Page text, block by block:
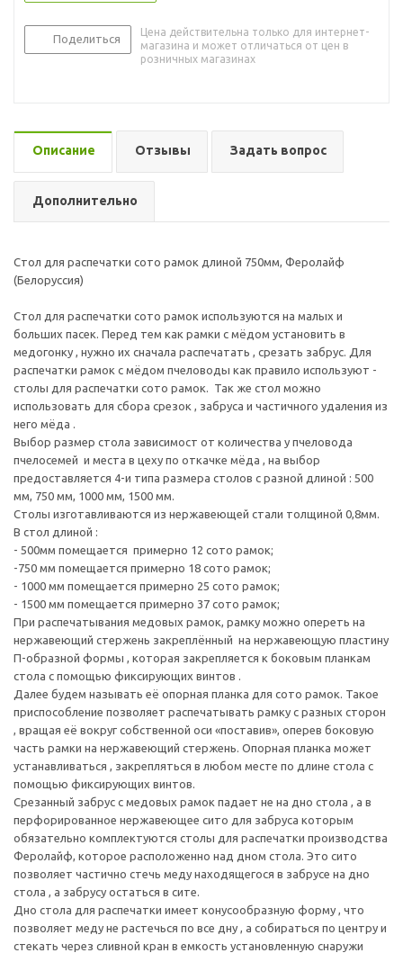
Поделиться
Цена действительна только для интернет-
магазина и может отличаться от цен в
розничных магазинах
Описание Отзывы Задать вопрос
Дополнительно
Стол для распечатки сото рамок длиной 750мм, Феролайф
(Белоруссия)
Стол для распечатки сото рамок используются на малых и
больших пасек. Перед тем как рамки с мёдом установить в
медогонку , нужно их сначала распечатать , срезать забрус. Для
распечатки рамок с мёдом пчеловоды как правило используют -
столы для распечатки сото рамок. Так же стол можно
использовать для сбора срезок , забруса и частичного удаления из
него мёда .
Выбор размер стола зависимост от количества у пчеловода
пчелосемей и места в цеху по откачке мёда , на выбор
предоставляется 4-и типа размера столов с разной длиной : 500
мм, 750 мм, 1000 мм, 1500 мм.
Столы изготавливаются из нержавеющей стали толщиной 0,8мм.
В стол длиной :
- 500мм помещается примерно 12 сото рамок;
-750 мм помещается примерно 18 сото рамок;
- 1000 мм помещается примерно 25 сото рамок;
- 1500 мм помещается примерно 37 сото рамок;
При распечатывания медовых рамок, рамку можно опереть на
нержавеющий стержень закреплённый на нержавеющую пластину
П-образной формы , которая закрепляется к боковым планкам
стола с помощью фиксирующих винтов .
Далее будем называть её опорная планка для сото рамок. Такое
приспособление позволяет распечатывать рамку с разных сторон
, вращая её вокруг собственной оси «поставив», оперев боковую
часть рамки на нержавеющий стержень. Опорная планка может
устанавливаться , закрепляться в любом месте по длине стола с
помощью фиксирующих винтов.
Срезанный забрус с медовых рамок падает не на дно стола , а в
перфорированное нержавеющее сито для забруса которым
обязательно комплектуются столы для распечатки производства
Феролайф, которое расположенно над дном стола. Это сито
позволяет частично стечь меду находящегося в забрусе на дно
стола , а забрусу остаться в сите.
Дно стола для распечатки имеет конусообразную форму , что
позволяет меду не растечься по все дну , а собираться по центру и
стекать через сливной кран в емкость установленную снаружи